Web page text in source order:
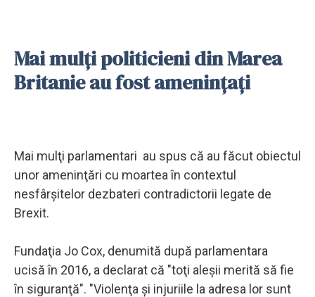
Mai mulți politicieni din Marea
Britanie au fost amenințați
Mai mulţi parlamentari au spus că au făcut obiectul
unor ameninţări cu moartea în contextul
nesfârşitelor dezbateri contradictorii legate de
Brexit.
Fundaţia Jo Cox, denumită după parlamentara
ucisă în 2016, a declarat că "toţi aleşii merită să fie
în siguranţă". "Violenţa şi injuriile la adresa lor sunt